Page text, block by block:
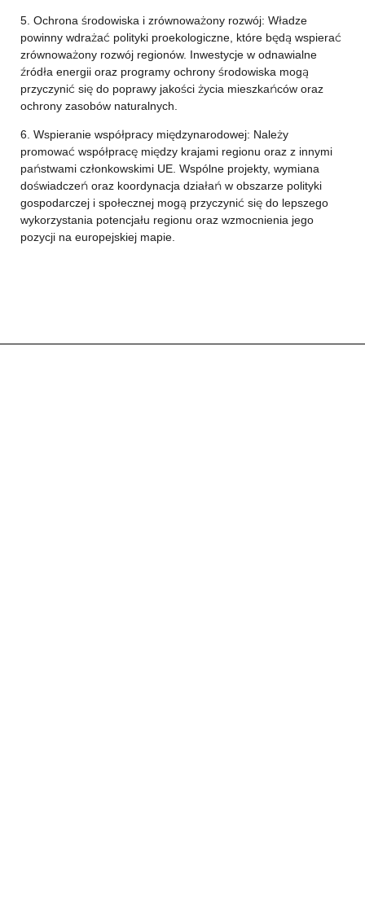
5. Ochrona środowiska i zrównoważony rozwój: Władze
powinny wdrażać polityki proekologiczne, które będą wspierać
zrównoważony rozwój regionów. Inwestycje w odnawialne
źródła energii oraz programy ochrony środowiska mogą
przyczynić się do poprawy jakości życia mieszkańców oraz
ochrony zasobów naturalnych.
6. Wspieranie współpracy międzynarodowej: Należy
promować współpracę między krajami regionu oraz z innymi
państwami członkowskimi UE. Wspólne projekty, wymiana
doświadczeń oraz koordynacja działań w obszarze polityki
gospodarczej i społecznej mogą przyczynić się do lepszego
wykorzystania potencjału regionu oraz wzmocnienia jego
pozycji na europejskiej mapie.